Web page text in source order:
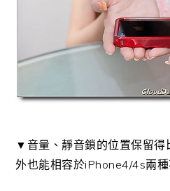
▼音量、靜音鎖的位置保留得
外也能相容於iPhone4/4s兩